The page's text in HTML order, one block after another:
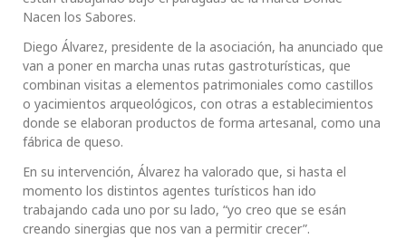
Nacen los Sabores.
Diego Álvarez, presidente de la asociación, ha anunciado que
van a poner en marcha unas rutas gastroturísticas, que
combinan visitas a elementos patrimoniales como castillos
o yacimientos arqueológicos, con otras a establecimientos
donde se elaboran productos de forma artesanal, como una
fábrica de queso.
En su intervención, Álvarez ha valorado que, si hasta el
momento los distintos agentes turísticos han ido
trabajando cada uno por su lado, “yo creo que se esán
creando sinergias que nos van a permitir crecer”.